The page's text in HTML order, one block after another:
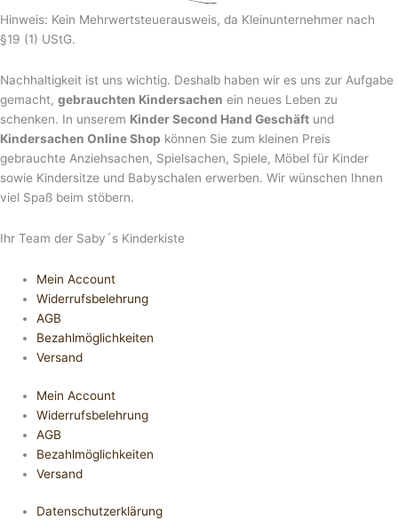
Hinweis: Kein Mehrwertsteuerausweis, da Kleinunternehmer nach
§19 (1) UStG.
Nachhaltigkeit ist uns wichtig. Deshalb haben wir es uns zur Aufgabe
gemacht, gebrauchten Kindersachen ein neues Leben zu
schenken. In unserem Kinder Second Hand Geschäft und
Kindersachen Online Shop können Sie zum kleinen Preis
gebrauchte Anziehsachen, Spiel­sachen, Spiele, Möbel für Kinder
sowie Kindersitze und Babyschalen erwerben. Wir wünschen Ihnen
viel Spaß beim stöbern.
Ihr Team der Saby´s Kinderkiste
Mein Account
Widerrufsbelehrung
AGB
Bezahlmöglichkeiten
Versand
Mein Account
Widerrufsbelehrung
AGB
Bezahlmöglichkeiten
Versand
Datenschutzerklärung